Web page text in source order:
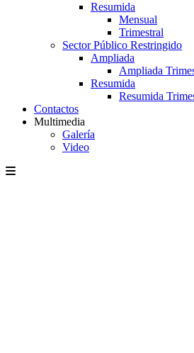
Resumida
Mensual
Trimestral
Sector Público Restringido
Ampliada
Ampliada
Resumida
Resumida
Contactos
Multimedia
Galería
Video